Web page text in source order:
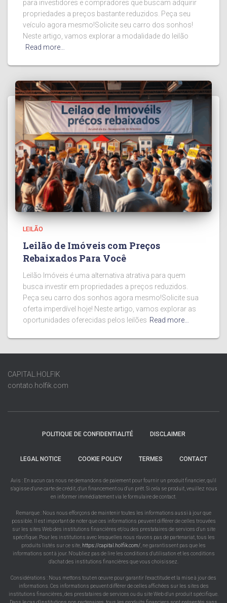
para investidores e compradores que buscam adquirir
propriedades a preços bastante reduzidos. Peça seu
veículo agora mesmo!Solicite seu carro dos sonhos!
Neste artigo, vamos explorar a modalidade do leilão
Read more…
LEILÃO
Leilão de Imóveis com Preços
Rebaixados Para Você
Leilão Imóveis é uma alternativa atrativa para quem
busca investir em propriedades a preços reduzidos.
Peça seu carro dos sonhos agora mesmo!Solicite sua
oferta imperdível hoje! Neste artigo, vamos explorar as
oportunidades oferecidas pelos leilões Read more…
CAPITAL.HOLFIK
contato.holfik.com
POLITIQUE DE CONFIDENTIALITÉ DISCLAIMER
LEGAL NOTICE COOKIE POLICY TERMES CONTACT
Avis : En aucun cas nous ne demandons de paiement pour fournir un produit financier, qu'il
s'agisse d'une carte de crédit, d'un financement ou d'un prêt. Si cela se produit, veuillez nous
en informer immédiatement via le formulaire de contact.
Remarque : Nous nous efforçons de maintenir toutes les informations aussi à jour que
possible. Il est important de noter que ces informations peuvent différer de celles trouvées
sur les sites Web des institutions financières et/ou des prestataires de services d'un site
spécifique. Pour les institutions avec lesquelles nous n'avons pas de partenariat, tous les
produits listés sur ce site, https://capital.holfik.com/ , ne garantissent pas que les
informations sont à jour. N'oubliez pas de lire les conditions d'utilisation et les conditions
d'achat des institutions financières que vous choisissez.
Considérations : Nous mettons tout en œuvre pour garantir l'exactitude et la mise à jour des
informations. Ces informations peuvent différer de celles affichées sur les sites des
institutions financières, des prestataires de services ou du site Web d'un produit spécifique.